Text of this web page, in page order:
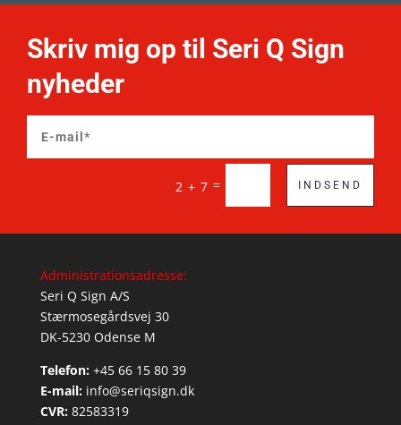
Skriv mig op til Seri Q Sign
nyheder
2 + 7 = INDSEND
Administrationsadresse:
Seri Q Sign A/S
Stærmosegårdsvej 30
DK-5230 Odense M
Telefon: +45 66 15 80 39
E-mail: info@seriqsign.dk
CVR: 82583319